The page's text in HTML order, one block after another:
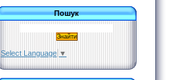
Пошук
Select Language ▼